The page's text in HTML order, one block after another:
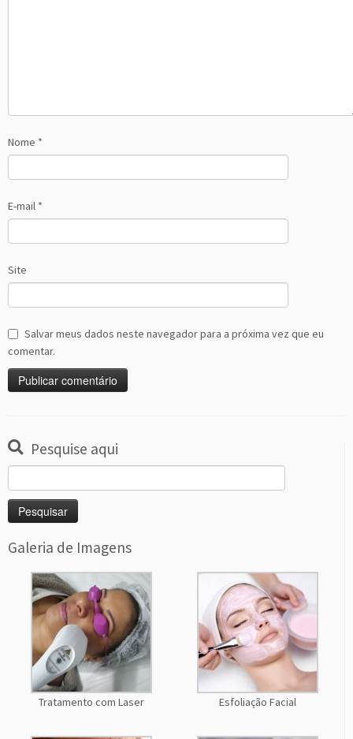
Nome *
E-mail *
Site
Salvar meus dados neste navegador para a próxima vez que eu
comentar.
Pesquise aqui
por:
Galeria de Imagens
Tratamento com Laser Esfoliação Facial